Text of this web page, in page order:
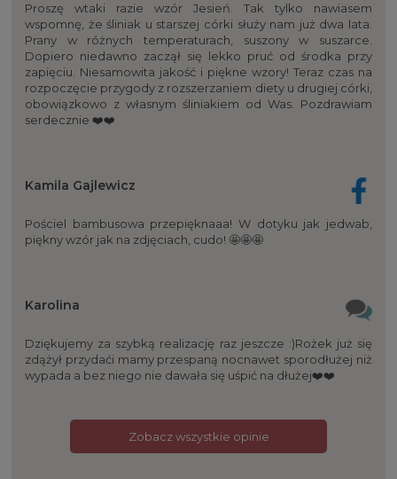
Proszę wtaki razie wzór Jesień. Tak tylko nawiasem
wspomnę, że śliniak u starszej córki służy nam już dwa lata.
Prany w różnych temperaturach, suszony w suszarce.
Dopiero niedawno zaczął się lekko pruć od środka przy
zapięciu. Niesamowita jakość i piękne wzory! Teraz czas na
rozpoczęcie przygody z rozszerzaniem diety u drugiej córki,
obowiązkowo z własnym śliniakiem od Was. Pozdrawiam
serdecznie ❤️❤️
Kamila Gajlewicz
Pościel bambusowa przepięknaaa! W dotyku jak jedwab,
piękny wzór jak na zdjęciach, cudo! 🤩🤩🤩
Karolina
Dziękujemy za szybką realizację raz jeszcze :)Rożek już się
zdążył przydaći mamy przespaną nocnawet sporodłużej niż
wypada a bez niego nie dawała się uśpić na dłużej❤️❤️
Zobacz wszystkie opinie